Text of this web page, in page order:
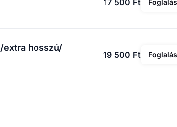
17 500 Ft Foglalás
extra hosszú/
19 500 Ft Foglalás